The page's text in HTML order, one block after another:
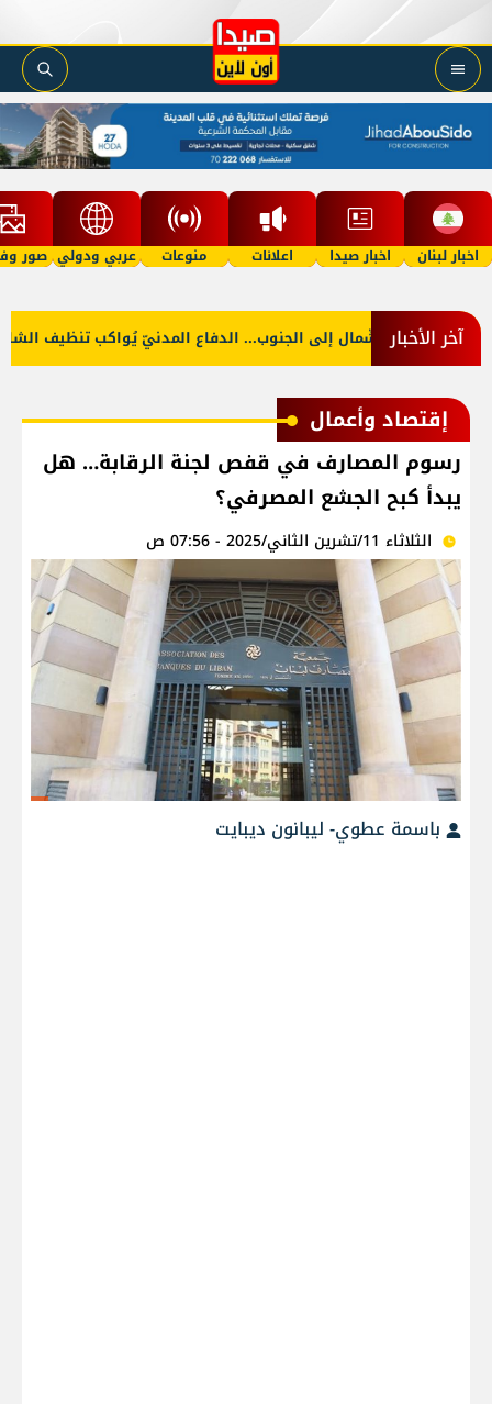
اخبار لبنان اخبار صيدا اعلانات منوعات عربي ودولي صور
آخر الأخبار
من الشّمال إلى الجنوب... الدفاع المدنيّ يُواكب تنظيف الشاطئ
إقتصاد وأعمال
رسوم المصارف في قفص لجنة الرقابة… هل
يبدأ كبح الجشع المصرفي؟
الثلاثاء 11/تشرين الثاني/2025 - 07:56 ص
باسمة عطوي- ليبانون ديبايت